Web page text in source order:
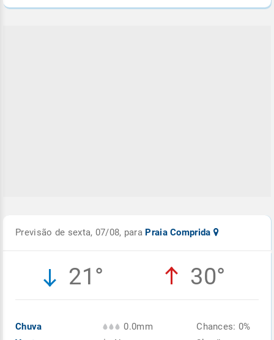
Previsão de sexta, 07/08, para Praia Comprida
21° 30°
Chuva
0.0mm
Chances: 0%